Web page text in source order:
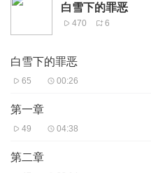
白雪下的罪恶
470 6
白雪下的罪恶
65 00:26
第一章
49 04:38
第二章